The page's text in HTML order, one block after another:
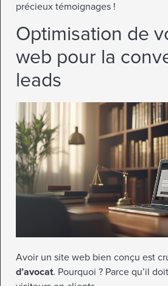
précieux témoignages !
Optimisation de
web pour la
leads
Avoir un site web bien conçu est
d’avocat. Pourquoi ? Parce qu’il